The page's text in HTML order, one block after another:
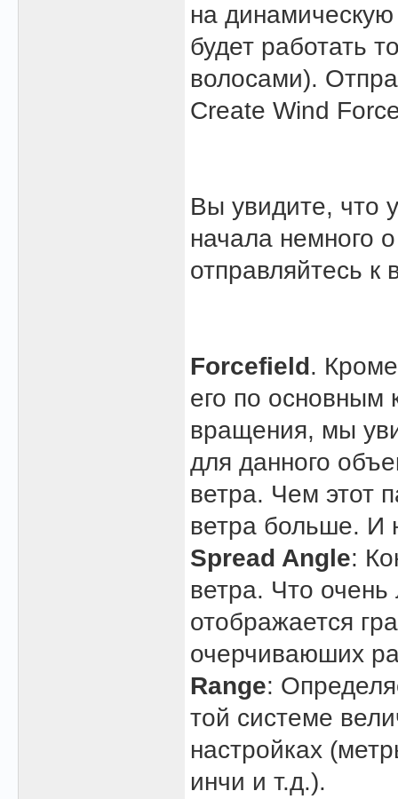
на
будет работать
волосами).
Create Wind
Вы увидите, что
начала немного
отправляйтесь к
Forcefield.
его по основным
вращения, мы
для данного
ветра. Чем этот
ветра больше. И
Spread Angle:
ветра. Что очень
отображается
очерчиваюших
Range:
той системе
настройках
инчи и т.д.).